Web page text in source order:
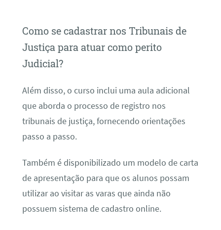
Como se cadastrar nos Tribunais de
Justiça para atuar como perito
Judicial?
Além disso, o curso inclui uma aula adicional
que aborda o processo de registro nos
tribunais de justiça, fornecendo orientações
passo a passo.
Também é disponibilizado um modelo de carta
de apresentação para que os alunos possam
utilizar ao visitar as varas que ainda não
possuem sistema de cadastro online.